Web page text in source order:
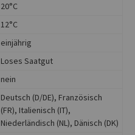
20°C
12°C
einjährig
Loses Saatgut
nein
Deutsch (D/DE), Französisch
(FR), Italienisch (IT),
Niederländisch (NL), Dänisch (DK)